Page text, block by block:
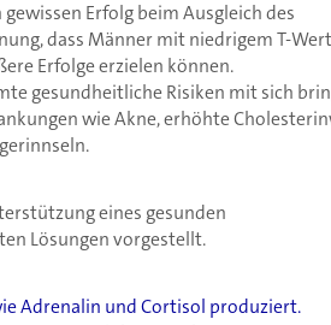
Erfolg beim Ausgleich des
dass Männer mit niedrigem T-
Erfolge erzielen können.
gesundheitliche Risiken mit sich
wie Akne, erhöhte
eines gesunden
Lösungen vorgestellt.
Adrenalin und Cortisol produziert.